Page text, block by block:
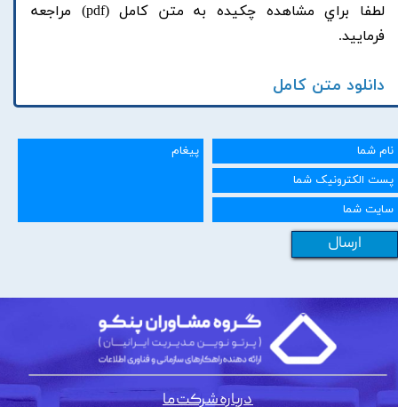
لطفا براي مشاهده چکيده به متن کامل (pdf) مراجعه
فرماييد.
دانلود متن کامل
ارسال
درباره شرکت ما